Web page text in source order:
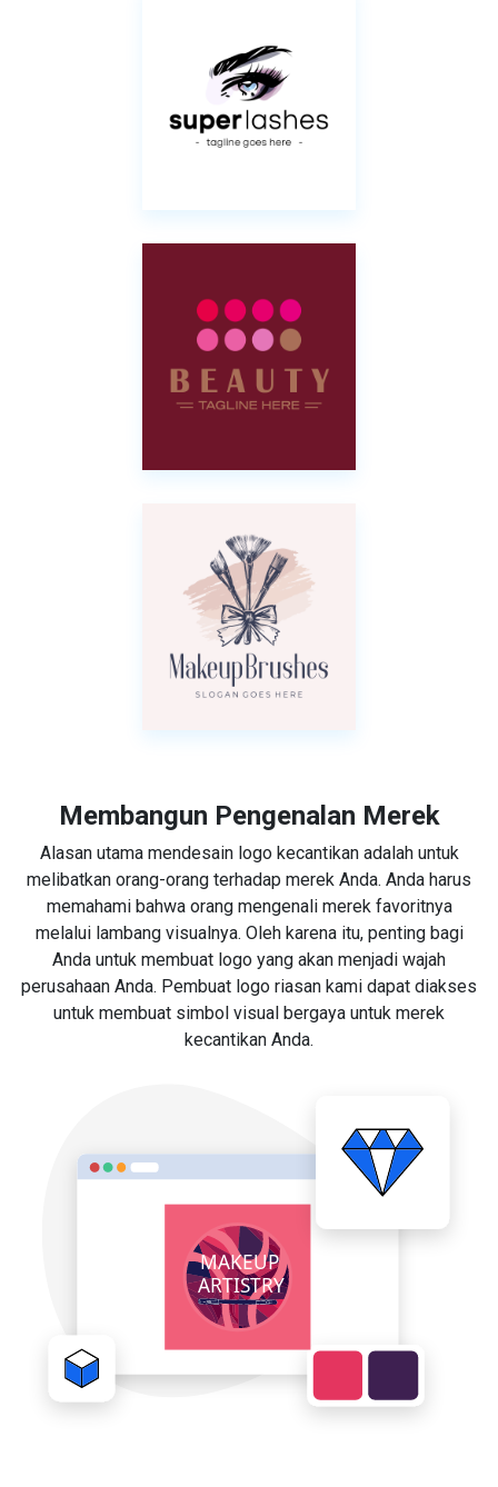
Membangun Pengenalan Merek
Alasan utama mendesain logo kecantikan adalah untuk
melibatkan orang-orang terhadap merek Anda. Anda harus
memahami bahwa orang mengenali merek favoritnya
melalui lambang visualnya. Oleh karena itu, penting bagi
Anda untuk membuat logo yang akan menjadi wajah
perusahaan Anda. Pembuat logo riasan kami dapat diakses
untuk membuat simbol visual bergaya untuk merek
kecantikan Anda.